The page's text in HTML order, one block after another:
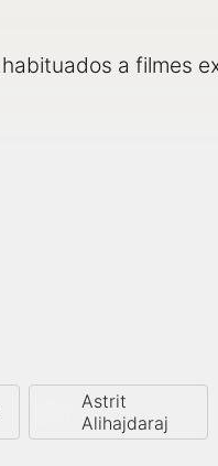
a filmes
Astrit
Alihajdaraj